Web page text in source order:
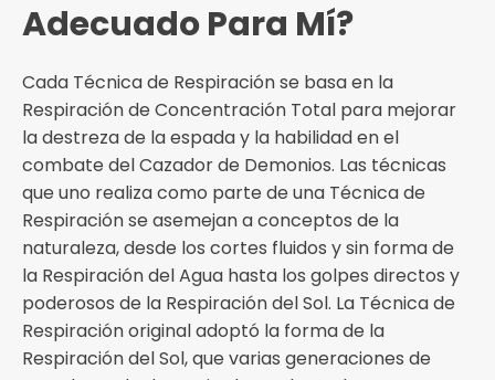
Adecuado Para Mí?
Cada Técnica de Respiración se basa en la
Respiración de Concentración Total para mejorar
la destreza de la espada y la habilidad en el
combate del Cazador de Demonios. Las técnicas
que uno realiza como parte de una Técnica de
Respiración se asemejan a conceptos de la
naturaleza, desde los cortes fluidos y sin forma de
la Respiración del Agua hasta los golpes directos y
poderosos de la Respiración del Sol. La Técnica de
Respiración original adoptó la forma de la
Respiración del Sol, que varias generaciones de